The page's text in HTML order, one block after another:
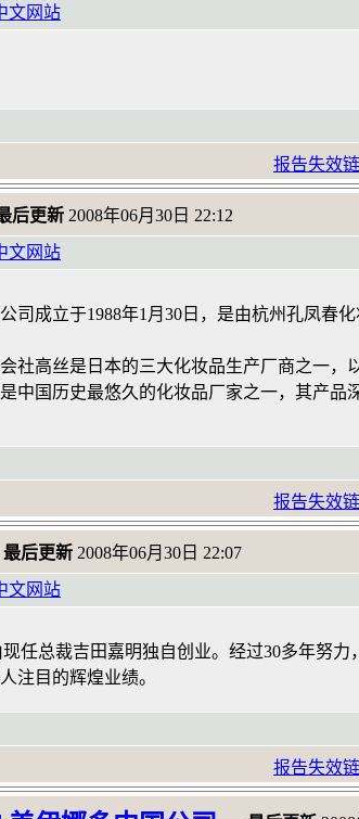
文网站
报告失效
后更新 2008年06月30日 22:12
文网站
司成立于1988年1月30日，是由杭州孔凤春
高丝是日本的三大化妆品生产厂商之一，
中国历史最悠久的化妆品厂家之一，其产品
报告失效
最后更新 2008年06月30日 22:07
文网站
现任总裁吉田嘉明独自创业。经过30多年努
注目的辉煌业绩。
报告失效